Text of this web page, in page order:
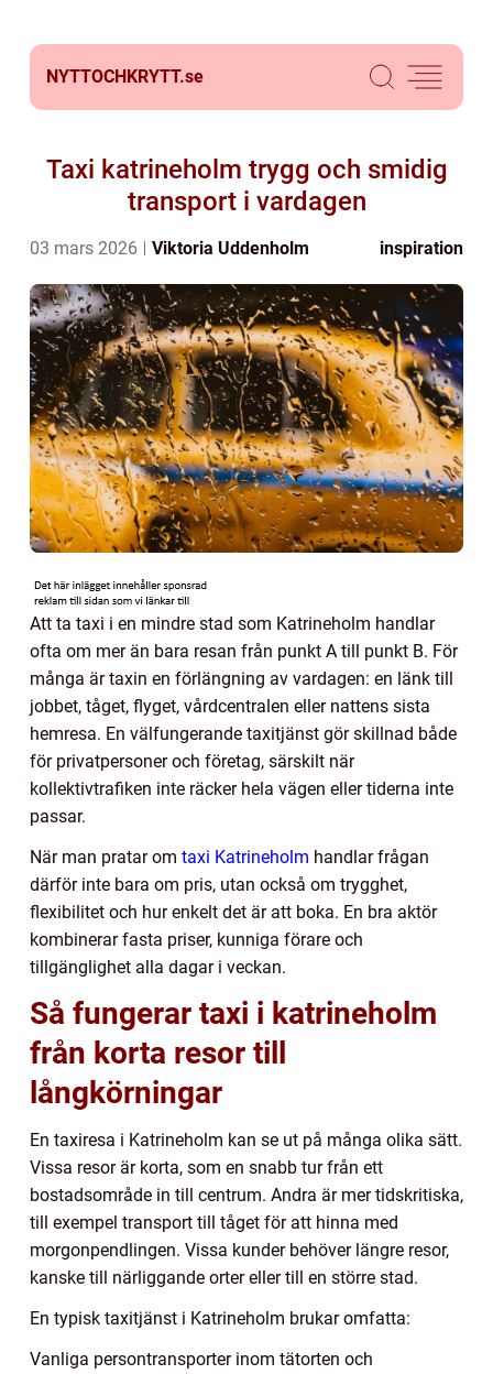
NYTTOCHKRYTT.se
Taxi katrineholm trygg och smidig
transport i vardagen
03 mars 2026 Viktoria Uddenholm inspiration
Att ta taxi i en mindre stad som Katrineholm handlar
ofta om mer än bara resan från punkt A till punkt B. För
många är taxin en förlängning av vardagen: en länk till
jobbet, tåget, flyget, vårdcentralen eller nattens sista
hemresa. En välfungerande taxitjänst gör skillnad både
för privatpersoner och företag, särskilt när
kollektivtrafiken inte räcker hela vägen eller tiderna inte
passar.
När man pratar om taxi Katrineholm handlar frågan
därför inte bara om pris, utan också om trygghet,
flexibilitet och hur enkelt det är att boka. En bra aktör
kombinerar fasta priser, kunniga förare och
tillgänglighet alla dagar i veckan.
Så fungerar taxi i katrineholm
från korta resor till
långkörningar
En taxiresa i Katrineholm kan se ut på många olika sätt.
Vissa resor är korta, som en snabb tur från ett
bostadsområde in till centrum. Andra är mer tidskritiska,
till exempel transport till tåget för att hinna med
morgonpendlingen. Vissa kunder behöver längre resor,
kanske till närliggande orter eller till en större stad.
En typisk taxitjänst i Katrineholm brukar omfatta:
Vanliga persontransporter inom tätorten och